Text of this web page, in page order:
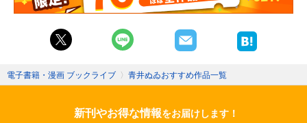
電子書籍・漫画 ブックライブ 〉 青井ぬゐおすすめ作品一覧
新刊やお得な情報をお届けします！